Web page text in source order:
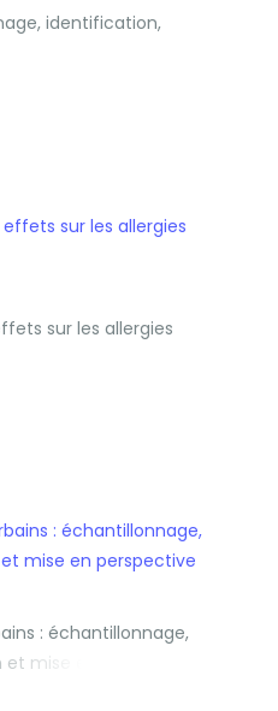
identification,
sur les allergies
: échantillonnage,
mise en perspective